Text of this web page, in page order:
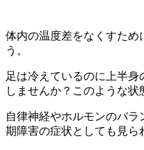
体内の温度差をなくすため
う。
足は冷えているのに上半身
しませんか？このような状
自律神経やホルモンのバ
期障害の症状としても見ら